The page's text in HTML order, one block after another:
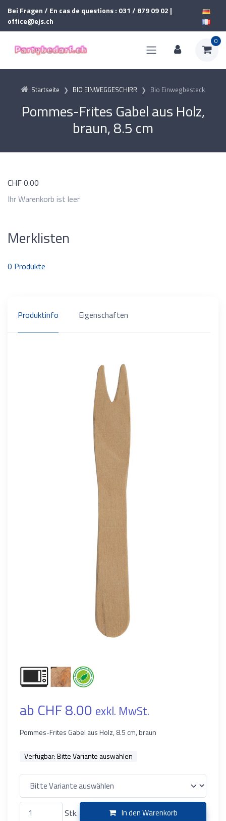
Bei Fragen / En cas de questions : 031 / 879 09 02 |
office@ejs.ch
0
Startseite BIO EINWEGGESCHIRR Bio Einwegbesteck
Pommes-Frites Gabel aus Holz,
braun, 8.5 cm
CHF0.00
Ihr Warenkorb ist leer
Merklisten
0 Produkte
Produktinfo Eigenschaften
ab CHF 8.00 exkl. MwSt.
Pommes-Frites Gabel aus Holz, 8.5 cm, braun
Verfügbar:Bitte Variante auswählen
Stk. In den Warenkorb